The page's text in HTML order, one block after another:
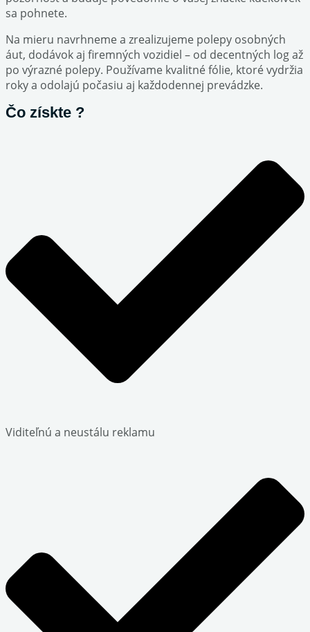
sa pohnete.
Na mieru navrhneme a zrealizujeme polepy osobných
áut, dodávok aj firemných vozidiel – od decentných log až
po výrazné polepy. Používame kvalitné fólie, ktoré vydržia
roky a odolajú počasiu aj každodennej prevádzke.
Čo získte ?
Viditeľnú a neustálu reklamu